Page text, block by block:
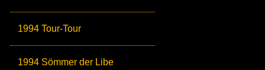
1994 Tour-Tour
1994 Sömmer der Libe